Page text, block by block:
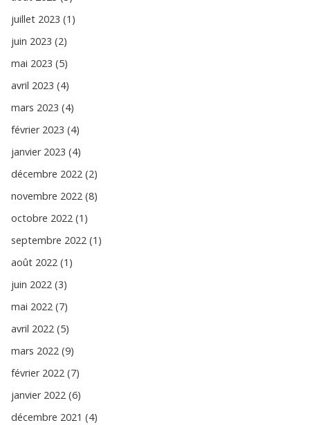
juillet 2023 (1)
juin 2023 (2)
mai 2023 (5)
avril 2023 (4)
mars 2023 (4)
février 2023 (4)
janvier 2023 (4)
décembre 2022 (2)
novembre 2022 (8)
octobre 2022 (1)
septembre 2022 (1)
août 2022 (1)
juin 2022 (3)
mai 2022 (7)
avril 2022 (5)
mars 2022 (9)
février 2022 (7)
janvier 2022 (6)
décembre 2021 (4)